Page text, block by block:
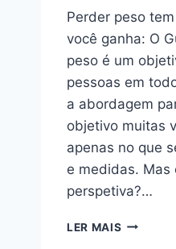
Perder peso
você ganha: O
peso é um
pessoas em
a abordagem
objetivo muitas
apenas no que
e medidas. Mas
perspetiva?…
LER MAIS PERDER